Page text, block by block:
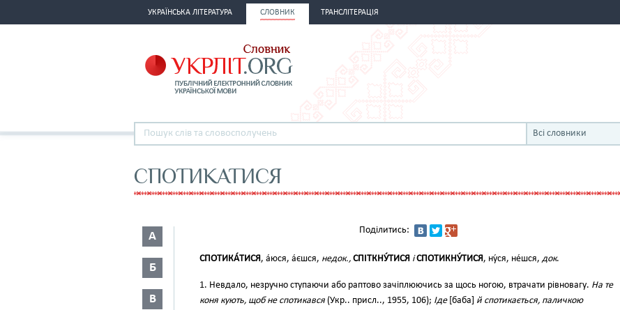
УКРАЇНСЬКА ЛІТЕРАТУРА СЛОВНИК ТРАНСЛІТЕРАЦІЯ
Всі словники
СПОТИКАТИСЯ
А
Б
В
Поділитись:
СПОТИКА́ТИСЯ, а́юся, а́єшся, недок., СПІТКНУ́ТИСЯ і СПОТИКНУ́ТИСЯ, ну́ся, не́шся, док.
1. Невдало, незручно ступаючи або раптово зачіплюючись за щось ногою, втрачати рівновагу. На те
коня кують, щоб не спотикався (Укр.. присл.., 1955, 106); Іде[баба] й спотикається, паличкою